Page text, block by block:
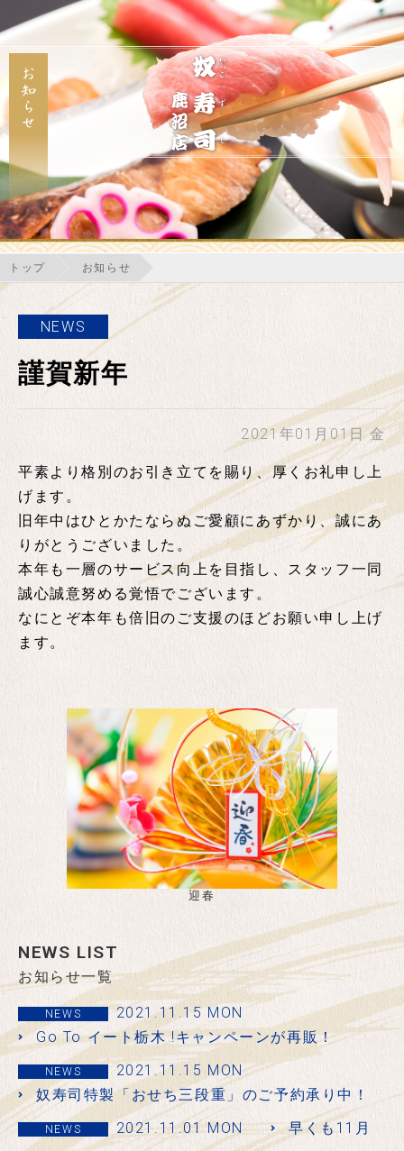
トップ お知らせ
NEWS
謹賀新年
2021年01月01日 金
平素より格別のお引き立てを賜り、厚くお礼申し上
げます。
旧年中はひとかたならぬご愛顧にあずかり、誠にあ
りがとうございました。
本年も一層のサービス向上を目指し、スタッフ一同
誠心誠意努める覚悟でございます。
なにとぞ本年も倍旧のご支援のほどお願い申し上げ
ます。
迎春
NEWS LIST
お知らせ一覧
NEWS
2021.11.15 MON
Go To イート栃木 !キャンペーンが再販！
NEWS
2021.11.15 MON
奴寿司特製「おせち三段重」のご予約承り中！
NEWS 2021.11.01 MON 早くも11月